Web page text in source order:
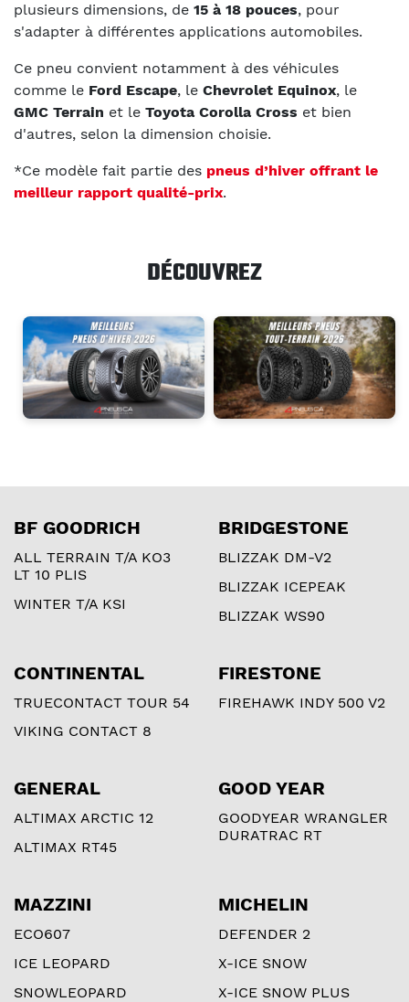
plusieurs dimensions, de 15 à 18 pouces, pour
s'adapter à différentes applications automobiles.
Ce pneu convient notamment à des véhicules
comme le Ford Escape, le Chevrolet Equinox, le
GMC Terrain et le Toyota Corolla Cross et bien
d'autres, selon la dimension choisie.
*Ce modèle fait partie des pneus d’hiver offrant le
meilleur rapport qualité-prix.
DÉCOUVREZ
BF GOODRICH
ALL TERRAIN T/A KO3
LT 10 PLIS
WINTER T/A KSI
BRIDGESTONE
BLIZZAK DM-V2
BLIZZAK ICEPEAK
BLIZZAK WS90
CONTINENTAL
TRUECONTACT TOUR 54
VIKING CONTACT 8
FIRESTONE
FIREHAWK INDY 500 V2
GENERAL
ALTIMAX ARCTIC 12
ALTIMAX RT45
GOOD YEAR
GOODYEAR WRANGLER
DURATRAC RT
MAZZINI
ECO607
ICE LEOPARD
SNOWLEOPARD
MICHELIN
DEFENDER 2
X-ICE SNOW
X-ICE SNOW PLUS